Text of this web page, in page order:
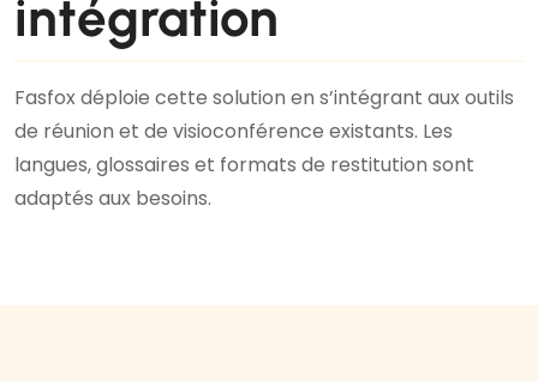
intégration
Fasfox déploie cette solution en s’intégrant aux outils
de réunion et de visioconférence existants. Les
langues, glossaires et formats de restitution sont
adaptés aux besoins.